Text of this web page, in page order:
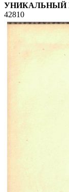
УНИКАЛЬНЫЙ
42810